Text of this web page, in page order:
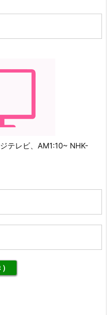
テレビ、AM1:10~ NHK-